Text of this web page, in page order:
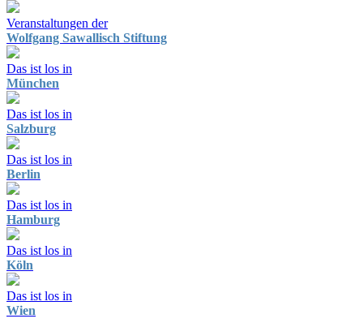
Veranstaltungen der
Wolfgang Sawallisch Stiftung
Das ist los in
München
Das ist los in
Salzburg
Das ist los in
Berlin
Das ist los in
Hamburg
Das ist los in
Köln
Das ist los in
Wien